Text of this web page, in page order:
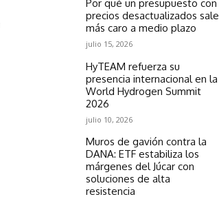
Por qué un presupuesto con
precios desactualizados sale
más caro a medio plazo
julio 15, 2026
HyTEAM refuerza su
presencia internacional en la
World Hydrogen Summit
2026
julio 10, 2026
Muros de gavión contra la
DANA: ETF estabiliza los
márgenes del Júcar con
soluciones de alta
resistencia